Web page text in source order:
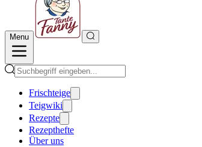
Menu
Frischteige
Teigwiki
Rezepte
Rezepthefte
Über uns